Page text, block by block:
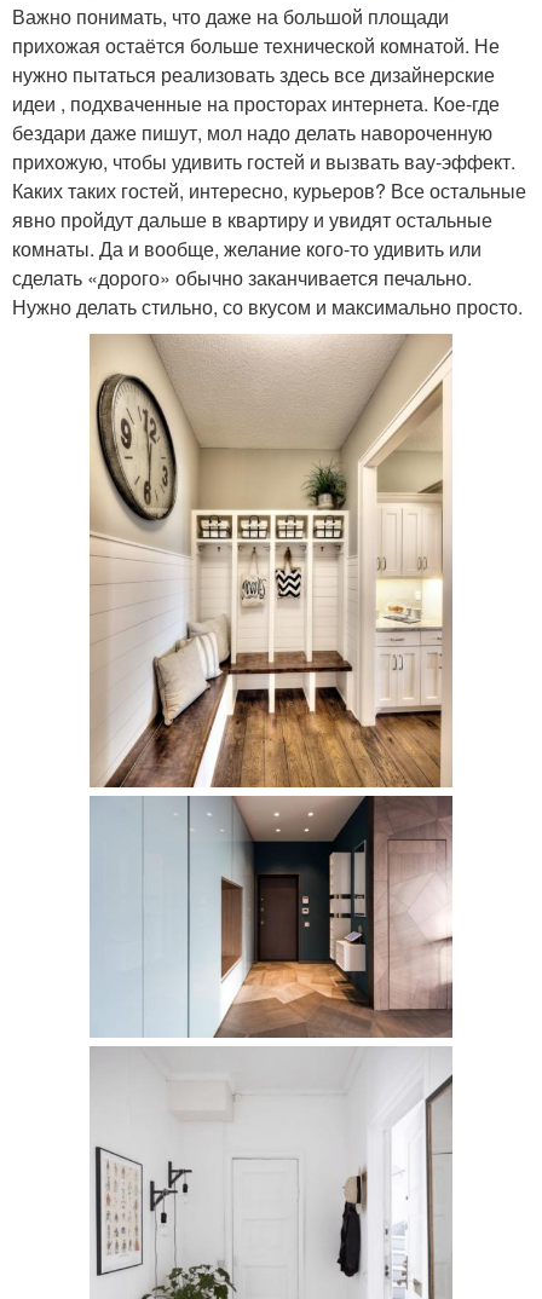
Важно понимать, что даже на большой площади
прихожая остаётся больше технической комнатой. Не
нужно пытаться реализовать здесь все дизайнерские
идеи , подхваченные на просторах интернета. Кое-где
бездари даже пишут, мол надо делать навороченную
прихожую, чтобы удивить гостей и вызвать вау-эффект.
Каких таких гостей, интересно, курьеров? Все остальные
явно пройдут дальше в квартиру и увидят остальные
комнаты. Да и вообще, желание кого-то удивить или
сделать «дорого» обычно заканчивается печально.
Нужно делать стильно, со вкусом и максимально просто.